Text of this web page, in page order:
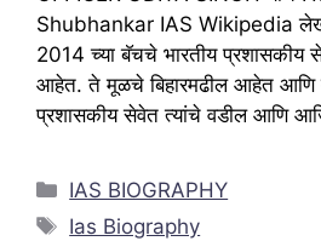
Shubhankar IAS Wikipedia
2014 च्या बॅचचे भारतीय प्रशासकीय
आहेत. ते मूळचे बिहारमढील आहेत आणि
प्रशासकीय सेवेत त्यांचे वडील आणि
Categories
IAS BIOGRAPHY
Tags
Ias Biography